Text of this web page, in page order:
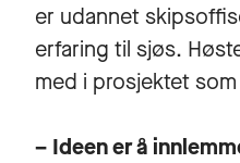
er udannet
erfaring til sjøs.
med i prosjektet
– Ideen er å